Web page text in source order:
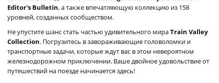
Editor's Bulletin, а также впечатляющую коллекцию из 158
уровней, созданных сообществом.
Не упустите шанс стать частью удивительного мираTrain Valley
Collection. Погрузитесь в завораживающие головоломки и
транспортные задачи, которые ждут вас в этом невероятном
железнодорожном приключении. Ваше двойное удовольствие от
путешествий на поезде начинается здесь!